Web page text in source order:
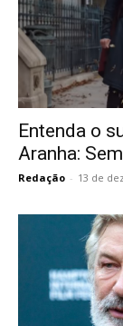
Entenda o
Aranha:
Redação - 13 de